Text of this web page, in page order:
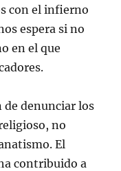
con el infierno
espera si no
en el que
de denunciar los
no
El
contribuido a